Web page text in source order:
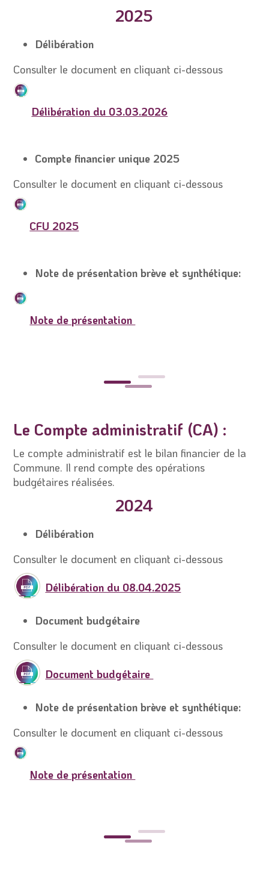
2025
Délibération
Consulter le document en cliquant ci-dessous
Délibération du 03.03.2026
Compte financier unique 2025
Consulter le document en cliquant ci-dessous
CFU 2025
Note de présentation brève et synthétique:
Note de présentation
Le Compte administratif (CA) :
Le compte administratif est le bilan financier de la
Commune. Il rend compte des opérations
budgétaires réalisées.
2024
Délibération
Consulter le document en cliquant ci-dessous
Délibération du 08.04.2025
Document budgétaire
Consulter le document en cliquant ci-dessous
Document budgétaire
Note de présentation brève et synthétique:
Consulter le document en cliquant ci-dessous
Note de présentation